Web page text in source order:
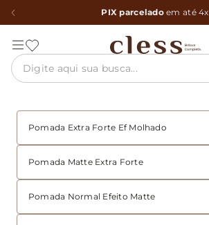
PIX parceladoem até 4x
Pomada Extra Forte Ef Molhado
Pomada Matte Extra Forte
Pomada Normal Efeito Matte